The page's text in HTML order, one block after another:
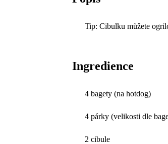
Tip: Cibulku můžete
Ingredience
4 bagety (na hotdog)
4 párky (velikosti dle
2 cibule